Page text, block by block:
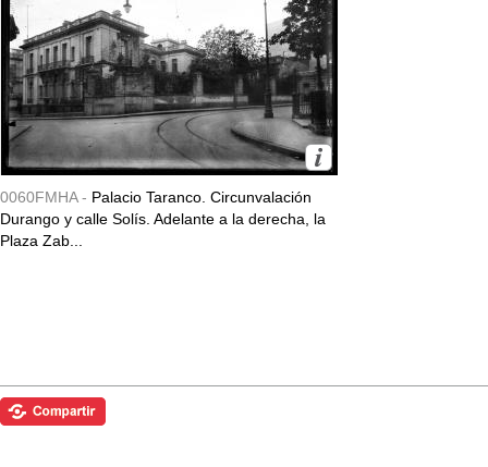
0060FMHA - Palacio Taranco. Circunvalación
Durango y calle Solís. Adelante a la derecha, la
Plaza Zab...